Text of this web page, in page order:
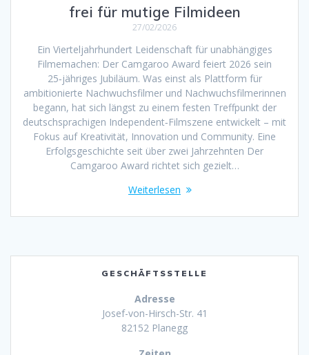
frei für mutige Filmideen
27/02/2026
Ein Vierteljahrhundert Leidenschaft für unabhängiges
Filmemachen: Der Camgaroo Award feiert 2026 sein
25‑jähriges Jubiläum. Was einst als Plattform für
ambitionierte Nachwuchsfilmer und Nachwuchsfilmerinnen
begann, hat sich längst zu einem festen Treffpunkt der
deutschsprachigen Independent‑Filmszene entwickelt – mit
Fokus auf Kreativität, Innovation und Community. Eine
Erfolgsgeschichte seit über zwei Jahrzehnten Der
Camgaroo Award richtet sich gezielt…
Weiterlesen
GESCHÄFTSSTELLE
Adresse
Josef-von-Hirsch-Str. 41
82152 Planegg